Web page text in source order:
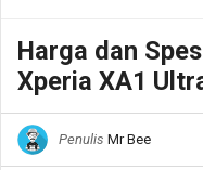
Harga dan
Xperia XA1
Penulis Mr Bee